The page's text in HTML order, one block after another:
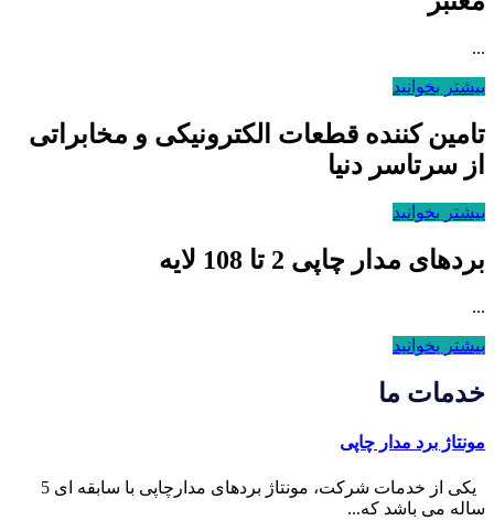
...
بیشتر بخوانید
تامین کننده قطعات الکترونیکی و مخابراتی
از سرتاسر دنیا
بیشتر بخوانید
بردهای مدار چاپی 2 تا 108 لایه
...
بیشتر بخوانید
خدمات ما
مونتاژ برد مدار چاپی
یکی از خدمات شرکت، مونتاژ بردهای مدارچاپی با سابقه ای 5
ساله می باشد که...